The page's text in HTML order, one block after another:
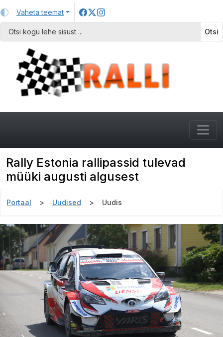
Vaheta teemat
Otsi
Rally Estonia rallipassid tulevad
müüki augusti algusest
Portaal Uudised Uudis